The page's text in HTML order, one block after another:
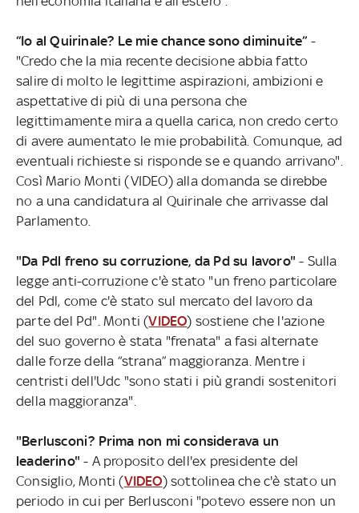
“Io al Quirinale? Le mie chance sono diminuite” -
"Credo che la mia recente decisione abbia fatto
salire di molto le legittime aspirazioni, ambizioni e
aspettative di più di una persona che
legittimamente mira a quella carica, non credo certo
di avere aumentato le mie probabilità. Comunque, ad
eventuali richieste si risponde se e quando arrivano".
Così Mario Monti (VIDEO) alla domanda se direbbe
no a una candidatura al Quirinale che arrivasse dal
Parlamento.
"Da Pdl freno su corruzione, da Pd su lavoro" - Sulla
legge anti-corruzione c'è stato "un freno particolare
del Pdl, come c'è stato sul mercato del lavoro da
parte del Pd". Monti (VIDEO) sostiene che l'azione
del suo governo è stata "frenata" a fasi alternate
dalle forze della “strana” maggioranza. Mentre i
centristi dell'Udc "sono stati i più grandi sostenitori
della maggioranza".
"Berlusconi? Prima non mi considerava un
leaderino" - A proposito dell'ex presidente del
Consiglio, Monti (VIDEO) sottolinea che c'è stato un
periodo in cui per Berlusconi "potevo essere non un